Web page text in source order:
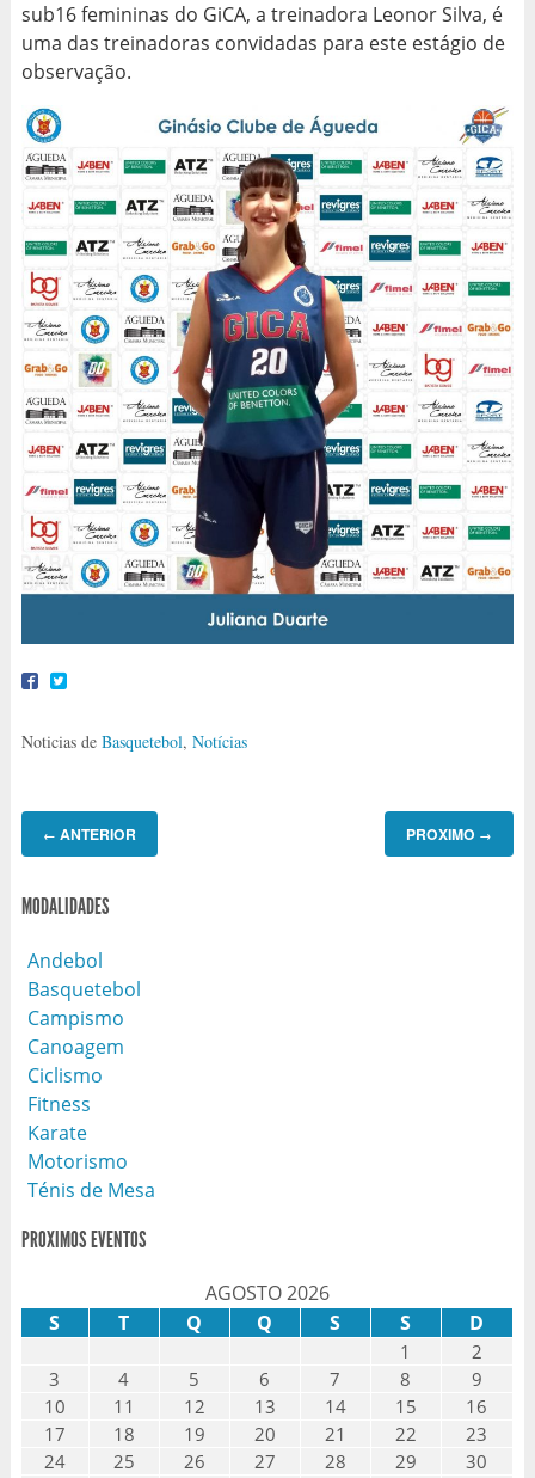
sub16 femininas do GiCA, a treinadora Leonor Silva, é
uma das treinadoras convidadas para este estágio de
observação.
Noticias de Basquetebol, Notícias
← ANTERIOR PROXIMO →
MODALIDADES
Andebol
Basquetebol
Campismo
Canoagem
Ciclismo
Fitness
Karate
Motorismo
Ténis de Mesa
PROXIMOS EVENTOS
AGOSTO 2026
S
T Q Q S S D
1
2
3
4 5 6 7 8
9
10
11 12 13 14 15
16
17
18 19 20 21 22
23
24
25 26 27 28 29
30